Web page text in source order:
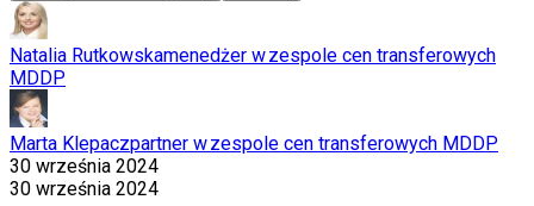
Natalia Rutkowskamenedżer w zespole cen transferowych
MDDP
Marta Klepaczpartner w zespole cen transferowych MDDP
30 września 2024
30 września 2024